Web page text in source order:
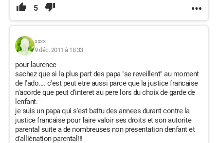
5
xxxx
9 déc. 2011 à 18:33
pour laurence
sachez que si la plus part des papa "se reveillent" au moment
de l'ado.... c'est peut etre aussi parce que la justice francaise
n'acorde que peut d'interet au pere lors du choix de garde de
lenfant.
je suis un papa qui s'est battu des annees durant contre la
justice francaise pour faire valoir ses droits et son autorite
parental suite a de nombreuses non presentation denfant et
d'alliénation parental!!!